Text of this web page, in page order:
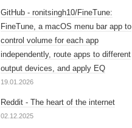
GitHub - ronitsingh10/FineTune:
FineTune, a macOS menu bar app to
control volume for each app
independently, route apps to different
output devices, and apply EQ
19.01.2026
Reddit - The heart of the internet
02.12.2025